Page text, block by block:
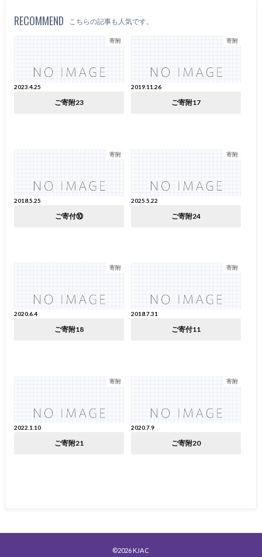
RECOMMEND こちらの記事も人気です。
寄附
2023.4.25
ご寄附23
寄附
2019.11.26
ご寄附17
寄附
2018.5.25
ご寄付⑩
寄附
2025.5.22
ご寄附24
寄附
2020.6.4
ご寄附18
寄附
2018.7.31
ご寄付11
寄附
2022.1.10
ご寄附21
寄附
2020.7.9
ご寄附20
©2026 KJAC